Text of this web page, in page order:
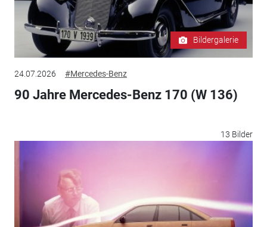
Bildergalerie
24.07.2026 #Mercedes-Benz
90 Jahre Mercedes-Benz 170 (W 136)
13 Bilder